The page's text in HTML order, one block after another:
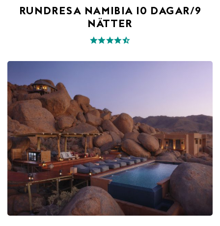
RUNDRESA NAMIBIA 10 DAGAR/9
NÄTTER